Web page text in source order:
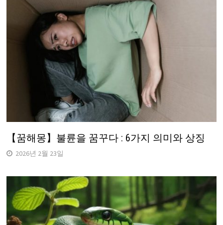
【꿈해몽】불륜을 꿈꾸다 : 6가지 의미와 상징
2026년 2월 23일